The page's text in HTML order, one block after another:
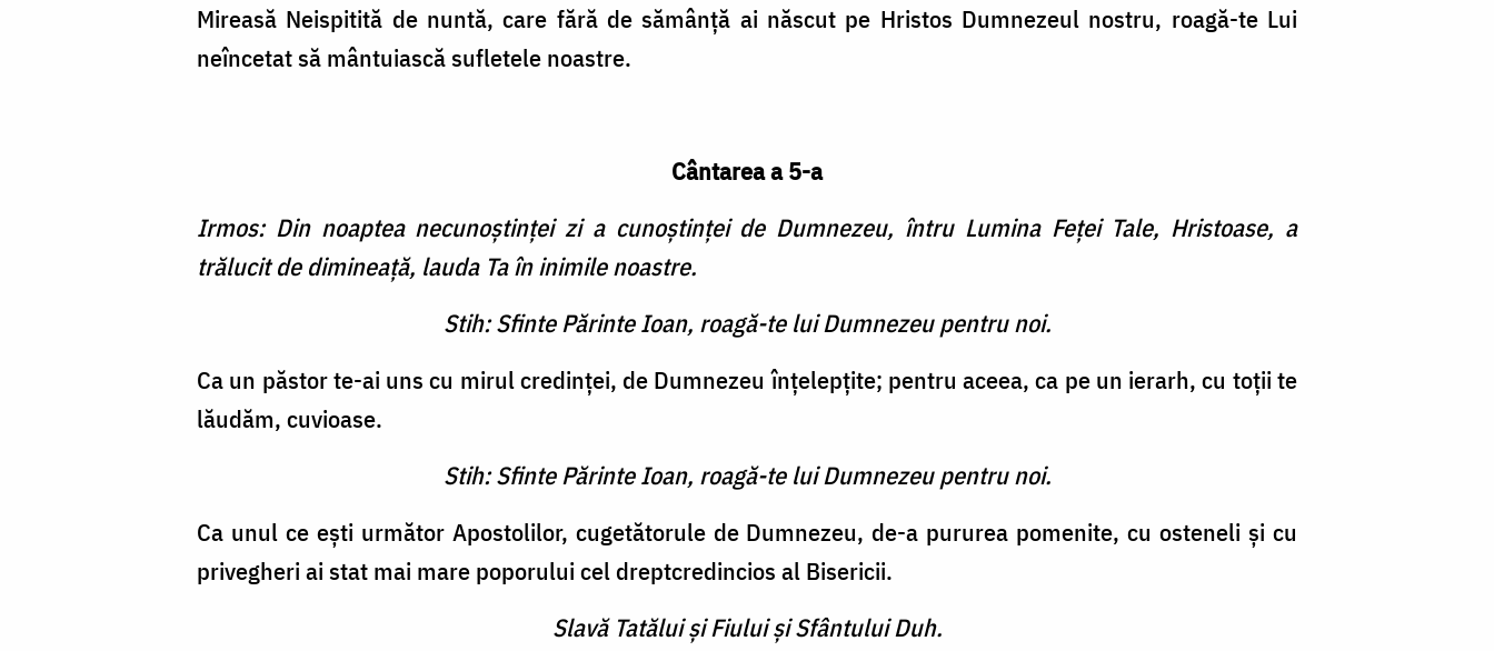
Mireasă Neispitită de nuntă, care fără de sămânţă ai născut pe Hristos Dumnezeul nostru, roagă-te Lui
neîncetat să mântuiască sufletele noastre.
Cântarea a 5-a
Irmos: Din noaptea necunoştinţei zi a cunoştinţei de Dum­nezeu, întru Lumina Feţei Tale, Hristoase, a
trălucit de dimineaţă, lauda Ta în inimile noastre.
Stih: Sfinte Părinte Ioan, roagă-te lui Dumnezeu pentru noi.
Ca un păstor te-ai uns cu mirul credinţei, de Dumnezeu înţelepţite; pentru aceea, ca pe un ierarh, cu toţii te
lăudăm, cuvioase.
Stih: Sfinte Părinte Ioan, roagă-te lui Dumnezeu pentru noi.
Ca unul ce eşti următor Apostolilor, cugetătorule de Dumnezeu, de-a pururea pomenite, cu osteneli şi cu
privegheri ai stat mai mare poporului cel dreptcredincios al Bisericii.
Slavă Tatălui şi Fiului şi Sfântului Duh.